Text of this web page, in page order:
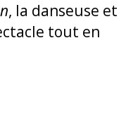
, la danseuse et
tout en